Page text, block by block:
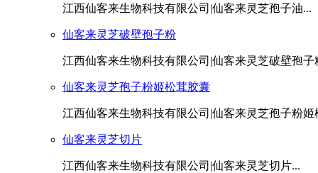
江西仙客来生物科技有限公司|仙客来灵芝孢子油...
仙客来灵芝破壁孢子粉
江西仙客来生物科技有限公司|仙客来灵芝破壁孢子
仙客来灵芝孢子粉姬松茸胶囊
江西仙客来生物科技有限公司|仙客来灵芝孢子粉姬
仙客来灵芝切片
江西仙客来生物科技有限公司|仙客来灵芝切片...